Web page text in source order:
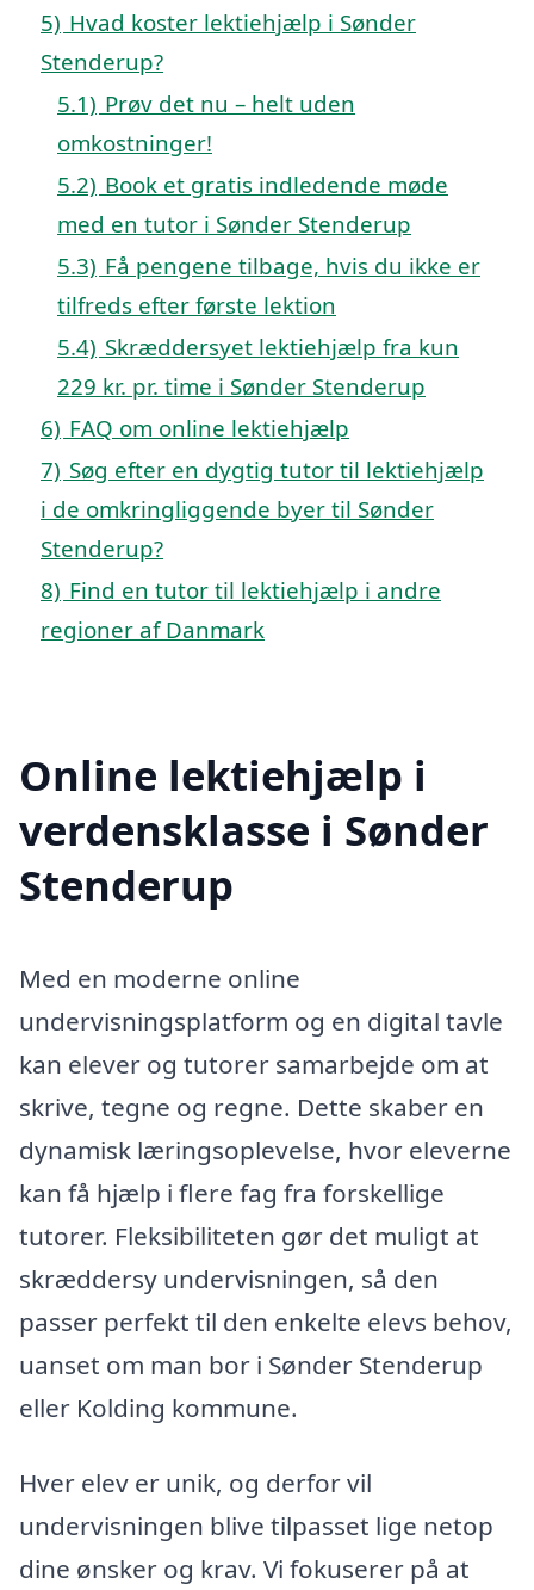
5) Hvad koster lektiehjælp i Sønder
Stenderup?
5.1) Prøv det nu – helt uden
omkostninger!
5.2) Book et gratis indledende møde
med en tutor i Sønder Stenderup
5.3) Få pengene tilbage, hvis du ikke er
tilfreds efter første lektion
5.4) Skræddersyet lektiehjælp fra kun
229 kr. pr. time i Sønder Stenderup
6) FAQ om online lektiehjælp
7) Søg efter en dygtig tutor til lektiehjælp
i de omkringliggende byer til Sønder
Stenderup?
8) Find en tutor til lektiehjælp i andre
regioner af Danmark
Online lektiehjælp i
verdensklasse i Sønder
Stenderup
Med en moderne online
undervisningsplatform og en digital tavle
kan elever og tutorer samarbejde om at
skrive, tegne og regne. Dette skaber en
dynamisk læringsoplevelse, hvor eleverne
kan få hjælp i flere fag fra forskellige
tutorer. Fleksibiliteten gør det muligt at
skræddersy undervisningen, så den
passer perfekt til den enkelte elevs behov,
uanset om man bor i Sønder Stenderup
eller Kolding kommune.
Hver elev er unik, og derfor vil
undervisningen blive tilpasset lige netop
dine ønsker og krav. Vi fokuserer på at